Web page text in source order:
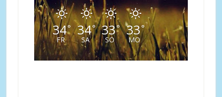
34°
FR
34°
SA
33°
SO
33°
MO